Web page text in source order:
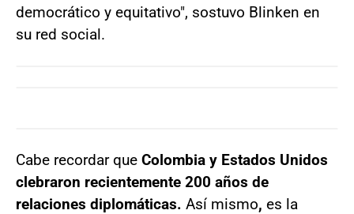
democrático y equitativo", sostuvo Blinken en
su red social.
Cabe recordar que Colombia y Estados Unidos
clebraron recientemente 200 años de
relaciones diplomáticas. Así mismo, es la